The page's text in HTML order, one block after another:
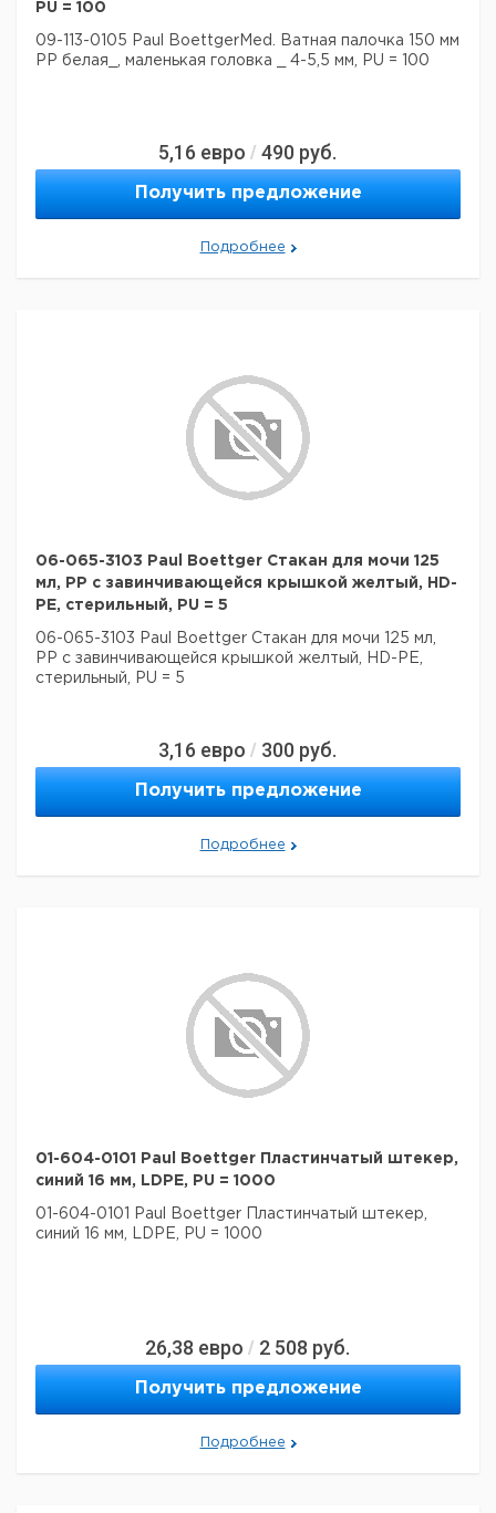
PU = 100
09-113-0105 Paul BoettgerMed. Ватная палочка 150 мм
PP белая_, маленькая головка _ 4-5,5 мм, PU = 100
5,16 евро / 490 руб.
Получить предложение
Подробнее
06-065-3103 Paul Boettger Стакан для мочи 125
мл, PP с завинчивающейся крышкой желтый, HD-
PE, стерильный, PU = 5
06-065-3103 Paul Boettger Стакан для мочи 125 мл,
PP с завинчивающейся крышкой желтый, HD-PE,
стерильный, PU = 5
3,16 евро / 300 руб.
Получить предложение
Подробнее
01-604-0101 Paul Boettger Пластинчатый штекер,
синий 16 мм, LDPE, PU = 1000
01-604-0101 Paul Boettger Пластинчатый штекер,
синий 16 мм, LDPE, PU = 1000
26,38 евро / 2 508 руб.
Получить предложение
Подробнее